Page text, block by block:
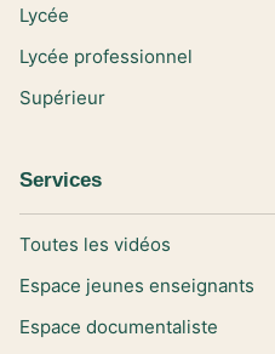
Lycée
Lycée professionnel
Supérieur
Services
Toutes les vidéos
Espace jeunes enseignants
Espace documentaliste